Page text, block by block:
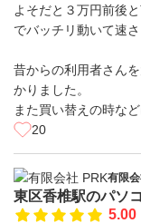
よそだと３万円前後
でバッチリ動いて速
昔からの利用者さん
かりました。
また買い替えの時な
20
有限
東区香椎駅のパソ
5.00